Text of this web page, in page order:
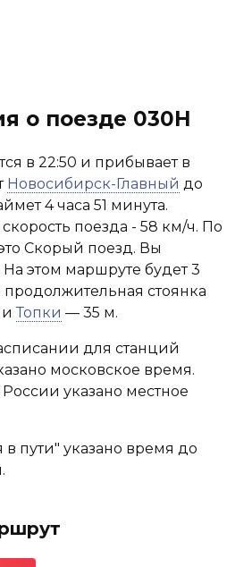
о поезде 030Н
в 22:50 и прибывает в
Новосибирск-Главный до
4 часа 51 минута.
поезда - 58 км/ч. По
Скорый поезд. Вы
этом маршруте будет 3
продолжительная стоянка
Топки — 35 м.
для станций
московское время.
указано местное
пути" указано время до